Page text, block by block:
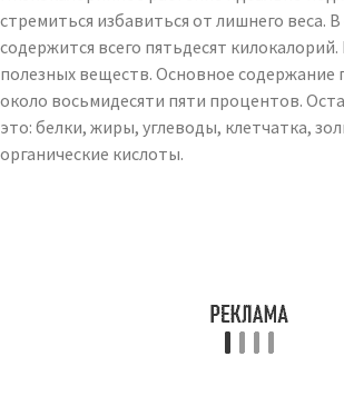
стремиться избавиться от лишнего веса.
содержится всего пятьдесят
полезных веществ. Основное содержание
около восьмидесяти пяти процентов.
это: белки, жиры, углеводы, клетчатка,
органические кислоты.